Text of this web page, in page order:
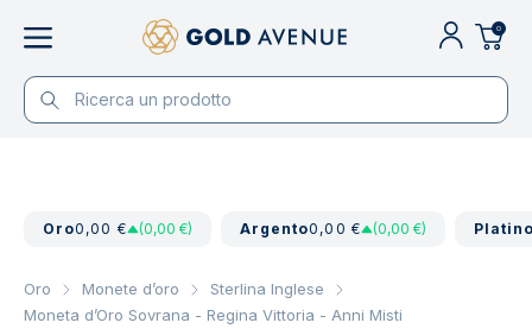
0
Oro0,00 € (0,00 €) Argento0,00 € (0,00 €)
Oro Monete d’oro
Sterlina Inglese
Moneta d’Oro Sovrana - Regina Vittoria - Anni Misti